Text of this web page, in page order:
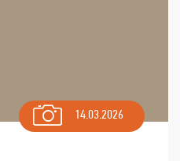
14.03.2026